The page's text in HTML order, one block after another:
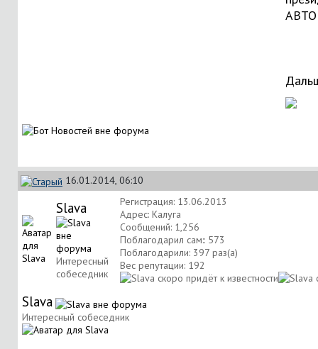
16.01.2014, 06:10
Slava
Интересный
собеседник
Регистрация: 13.06.2013
Адрес: Калуга
Сообщений: 1,256
Поблагодарил сам:: 573
Поблагодарили: 397 раз(а)
Вес репутации: 192
Slava
Интересный собеседник